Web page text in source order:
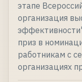
этапе
организация
приз в
работникам с
организациях